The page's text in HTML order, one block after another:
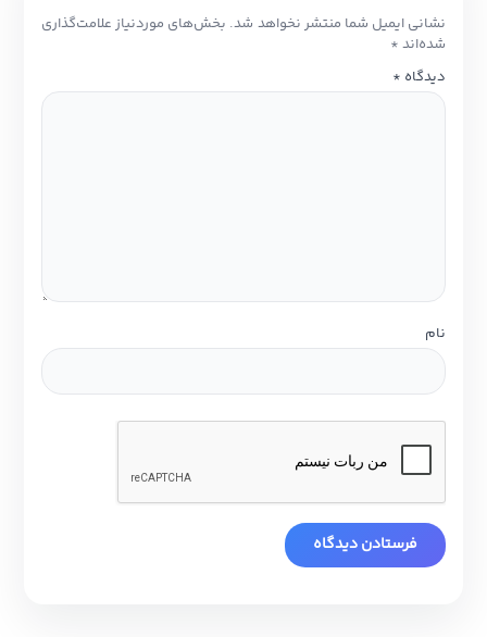
نشانی ایمیل شما منتشر نخواهد شد. بخش‌های موردنیاز علامت‌گذاری
شده‌اند*
دیدگاه*